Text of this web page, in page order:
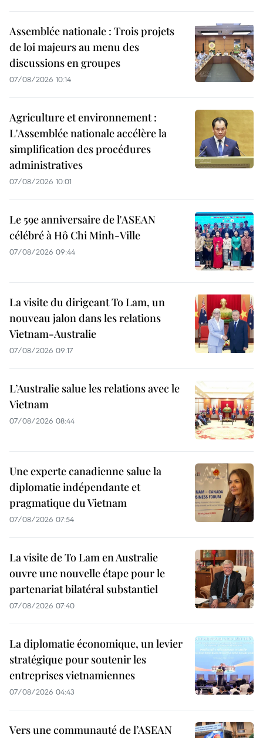
Assemblée nationale : Trois projets
de loi majeurs au menu des
discussions en groupes
07/08/2026 10:14
Agriculture et environnement :
L'Assemblée nationale accélère la
simplification des procédures
administratives
07/08/2026 10:01
Le 59e anniversaire de l'ASEAN
célébré à Hô Chi Minh-Ville
07/08/2026 09:44
La visite du dirigeant To Lam, un
nouveau jalon dans les relations
Vietnam-Australie
07/08/2026 09:17
L’Australie salue les relations avec le
Vietnam
07/08/2026 08:44
Une experte canadienne salue la
diplomatie indépendante et
pragmatique du Vietnam
07/08/2026 07:54
La visite de To Lam en Australie
ouvre une nouvelle étape pour le
partenariat bilatéral substantiel
07/08/2026 07:40
La diplomatie économique, un levier
stratégique pour soutenir les
entreprises vietnamiennes
07/08/2026 04:43
Vers une communauté de l’ASEAN